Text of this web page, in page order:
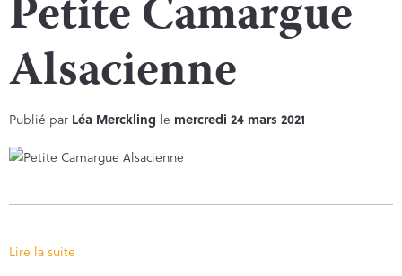
Petite Camargue
Alsacienne
Publié par Léa Merckling le mercredi 24 mars 2021
Lire la suite